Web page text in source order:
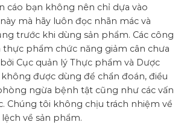
cáo bạn không nên chỉ dựa vào
mà hãy luôn đọc nhãn mác và
trước khi dùng sản phẩm. Các công
thực phẩm chức năng giảm cân chưa
Cục quản lý Thực phẩm và Dược
được dùng để chẩn đoán, điều
ngừa bệnh tật cũng như các vấn
Chúng tôi không chịu trách nhiệm về
về sản phẩm.